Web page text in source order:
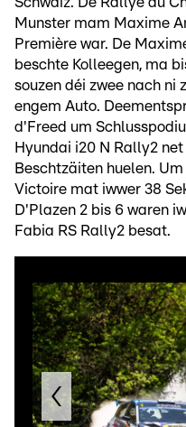
Munster mam Maxime
Première war. De
beschte Kolleegen, ma
souzen déi zwee nach ni
engem Auto.
d'Freed um
Hyundai i20 N Rally2 net
Beschtzäiten huelen.
Victoire mat iwwer 38
D'Plazen 2 bis 6 waren
Fabia RS Rally2 besat.